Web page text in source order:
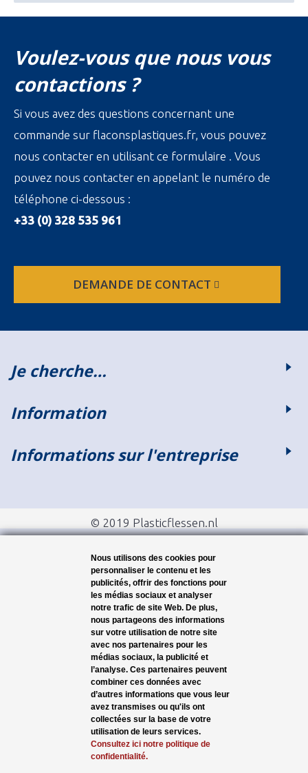
Voulez-vous que nous vous
contactions ?
Si vous avez des questions concernant une
commande sur flaconsplastiques.fr, vous pouvez
nous contacter en utilisant ce formulaire . Vous
pouvez nous contacter en appelant le numéro de
téléphone ci-dessous :
+33 (0) 328 535 961
DEMANDE DE CONTACT
Je cherche…
Information
Informations sur l'entreprise
© 2019 Plasticflessen.nl
Nous utilisons des cookies pour
personnaliser le contenu et les
publicités, offrir des fonctions pour
les médias sociaux et analyser
notre trafic de site Web. De plus,
nous partageons des informations
sur votre utilisation de notre site
avec nos partenaires pour les
médias sociaux, la publicité et
l’analyse. Ces partenaires peuvent
combiner ces données avec
d’autres informations que vous leur
avez transmises ou qu'ils ont
collectées sur la base de votre
utilisation de leurs services.
Consultez ici notre politique de
confidentialité.